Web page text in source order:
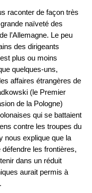
raconter de façon très
naïveté des
l’Allemagne. Le peu
des dirigeants
plus ou moins
quelques-uns,
affaires étrangères de
(le Premier
de la Pologne)
qui se battaient
contre les troupes du
nous explique que la
défendre les frontières,
dans un réduit
aurait permis à